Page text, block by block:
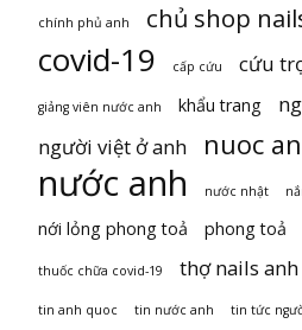
chính phủ anh chủ shop
covid-19 cấp cứu cứu
giảng viên nước anh khẩu trang
người việt ở anh nuoc
nước anh nước nhật
nới lỏng phong toả phong toả
thuốc chữa covid-19 thợ nails anh
tin anh quoc tin nước anh tin tức